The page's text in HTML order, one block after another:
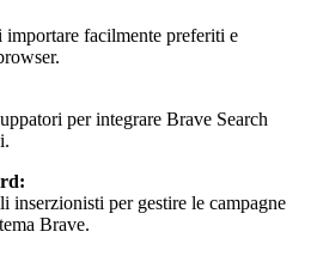
importare facilmente preferiti e
per integrare Brave Search
inserzionisti per gestire le campagne
Brave.